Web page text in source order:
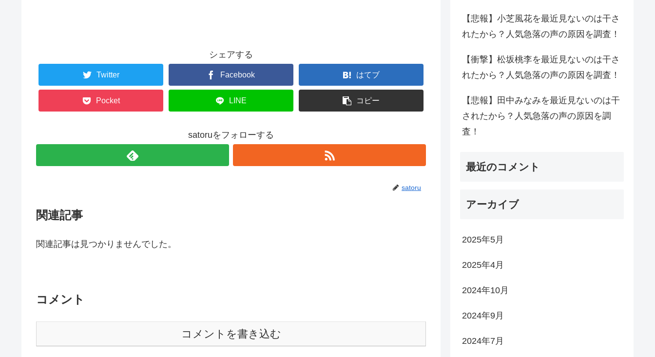
シェアする
Twitter Facebook はてブ
Pocket LINE コピー
satoruをフォローする
satoru
関連記事
関連記事は見つかりませんでした。
コメント
コメントを書き込む
【悲報】小芝風花を最近見ないのは干さ
れたから？人気急落の声の原因を調査！
【衝撃】松坂桃李を最近見ないのは干さ
れたから？人気急落の声の原因を調査！
【悲報】田中みなみを最近見ないのは干
されたから？人気急落の声の原因を調
査！
最近のコメント
アーカイブ
2025年5月
2025年4月
2024年10月
2024年9月
2024年7月